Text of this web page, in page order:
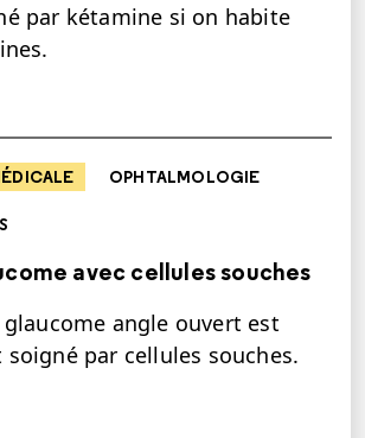
par kétamine si on habite
OPHTALMOLOGIE
avec cellules souches
glaucome angle ouvert est
par cellules souches.